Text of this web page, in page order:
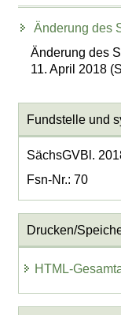
Änderung des
Änderung des
11. April 2018
Fundstelle und
SächsGVBl.
Fsn-Nr.: 70
Drucken/
HTML-